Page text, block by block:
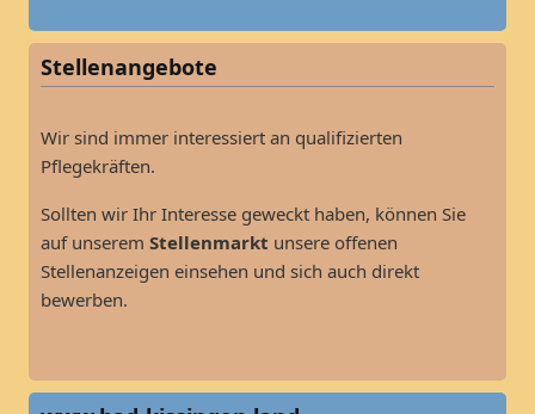
Stellenangebote
Wir sind immer interessiert an qualifizierten
Pflegekräften.
Sollten wir Ihr Interesse geweckt haben, können Sie
auf unserem Stellenmarkt unsere offenen
Stellenanzeigen einsehen und sich auch direkt
bewerben.